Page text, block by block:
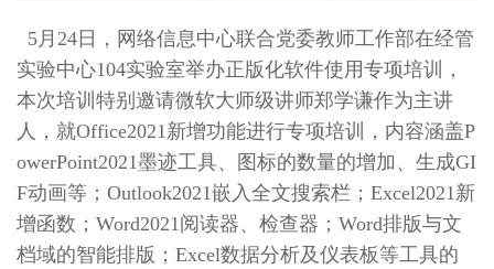
5月24日，网络信息中心联合党委教师工作部在经管
实验中心104实验室举办正版化软件使用专项培训，
本次培训特别邀请微软大师级讲师郑学谦作为主讲
人，就Office2021新增功能进行专项培训，内容涵盖P
owerPoint2021墨迹工具、图标的数量的增加、生成GI
F动画等；Outlook2021嵌入全文搜索栏；Excel2021新
增函数；Word2021阅读器、检查器；Word排版与文
档域的智能排版；Excel数据分析及仪表板等工具的